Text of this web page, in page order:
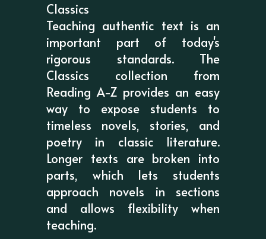
Classics
Teaching authentic text is an
important part of today's
rigorous standards. The
Classics collection from
Reading A-Z provides an easy
way to expose students to
timeless novels, stories, and
poetry in classic literature.
Longer texts are broken into
parts, which lets students
approach novels in sections
and allows flexibility when
teaching.